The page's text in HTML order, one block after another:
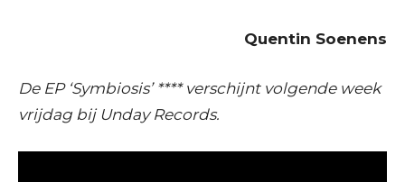
Quentin Soenens
De EP ‘Symbiosis’ **** verschijnt volgende week
vrijdag bij Unday Records.